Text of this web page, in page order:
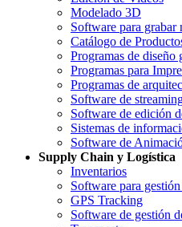
Modelado 3D
Software para grabar
Catálogo de
Programas de diseño
Programas para
Programas de
Software de
Software de edición
Sistemas de
Software de
Supply Chain y Logística
Inventarios
Software para
GPS Tracking
Software de gestión